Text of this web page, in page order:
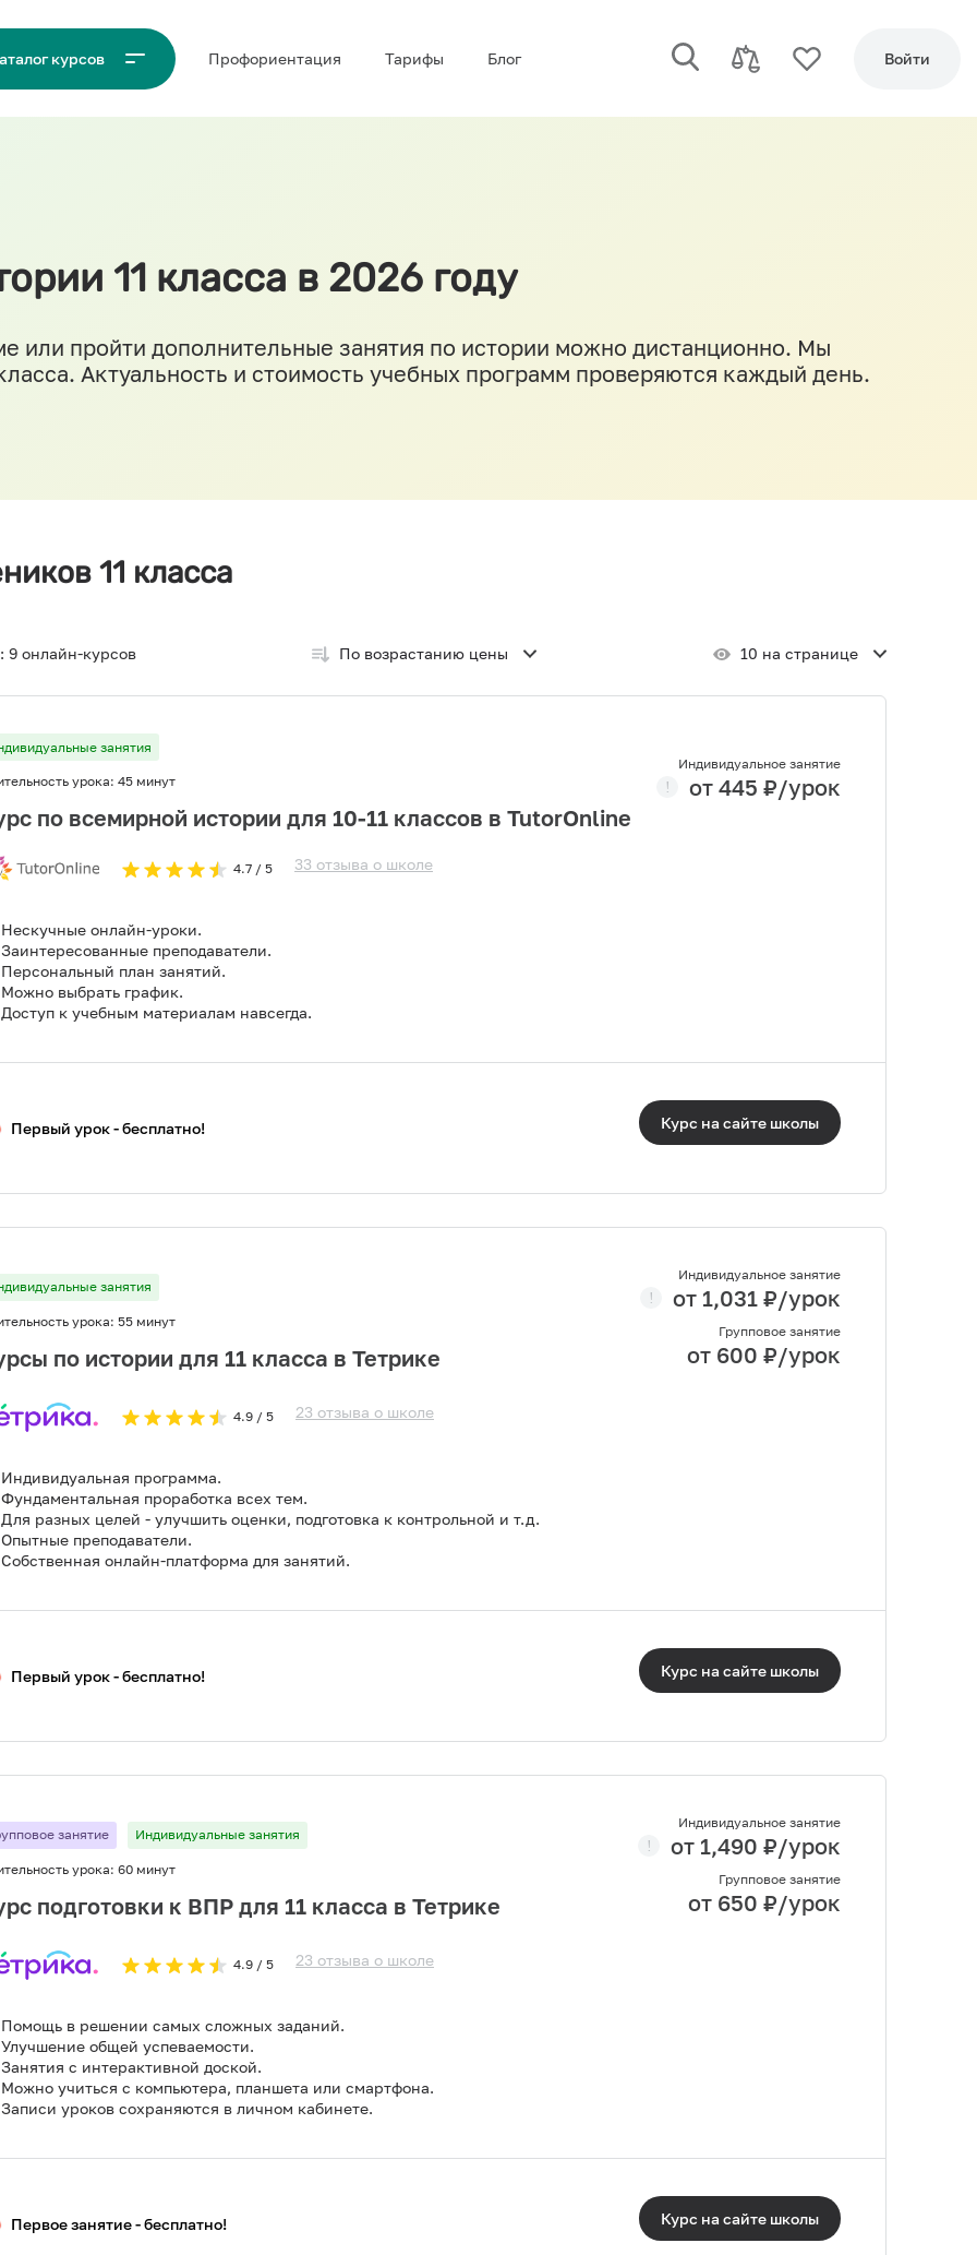
курсов Проф‌ориентация Тарифы Блог Войти
11 класса в 2026 году
или пройти дополнительные занятия по истории можно дистанционно. Мы
Актуальность и стоимость учебных программ проверяются каждый день.
11 класса
9 онлайн-курсов По возрастанию цены 10 на странице
занятия
урока: 45 минут
по всемирной истории для 10-11 классов в TutorOnline
Индивидуальное занятие
от 445 ₽/урок
4.7 / 5 33 отзыва о школе
Нескучные онлайн-уроки.
Заинтересованные преподаватели.
Персональный план занятий.
Можно выбрать график.
Доступ к учебным материалам навсегда.
Первый урок - бесплатно! Курс на сайте школы
занятия
урока: 55 минут
по истории для 11 класса в Тетрике
Индивидуальное занятие
от 1,031₽/урок
Групповое занятие
от 600 ₽/урок
4.9 / 5 23 отзыва о школе
Индивидуальная программа.
Фундаментальная проработка всех тем.
Для разных целей - улучшить оценки, подготовка к контрольной и т.д.
Опытные преподаватели.
Собственная онлайн-платформа для занятий.
Первый урок - бесплатно! Курс на сайте школы
занятие Индивидуальные занятия
урока: 60 минут
подготовки к ВПР для 11 класса в Тетрике
Индивидуальное занятие
от 1,490 ₽/урок
Групповое занятие
от 650 ₽/урок
4.9 / 5 23 отзыва о школе
Помощь в решении самых сложных заданий.
Улучшение общей успеваемости.
Занятия с интерактивной доской.
Можно учиться с компьютера, планшета или смартфона.
Записи уроков сохраняются в личном кабинете.
Первое занятие - бесплатно! Курс на сайте школы